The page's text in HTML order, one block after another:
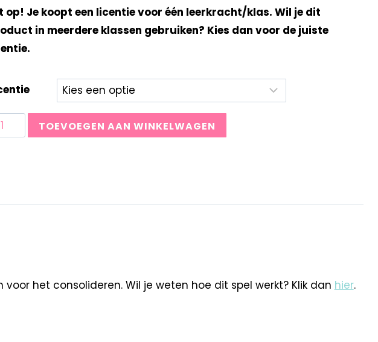
op! Je koopt een licentie voor één leerkracht/klas. Wil je dit
in meerdere klassen gebruiken? Kies dan voor de juiste
TOEVOEGEN AAN WINKELWAGEN
het consolideren. Wil je weten hoe dit spel werkt? Klik dan hier.